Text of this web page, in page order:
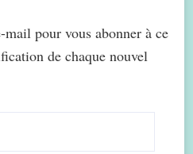
mail pour vous abonner à ce
de chaque nouvel